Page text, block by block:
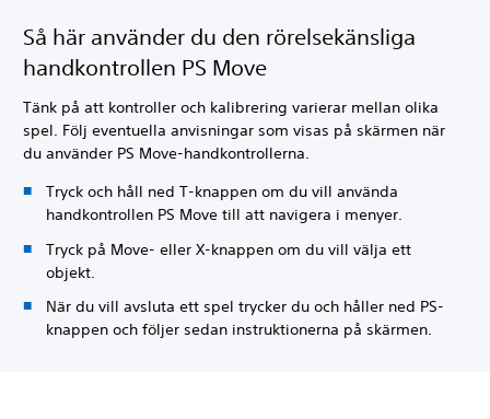
Så här använder du den rörelsekänsliga
handkontrollen PS Move
Tänk på att kontroller och kalibrering varierar mellan olika
spel. Följ eventuella anvisningar som visas på skärmen när
du använder PS Move-handkontrollerna.
Tryck och håll ned T-knappen om du vill använda
handkontrollen PS Move till att navigera i menyer.
Tryck på Move- eller X-knappen om du vill välja ett
objekt.
När du vill avsluta ett spel trycker du och håller ned PS-
knappen och följer sedan instruktionerna på skärmen.